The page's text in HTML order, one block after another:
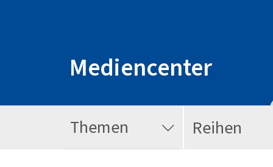
Mediencenter
Themen Reihen